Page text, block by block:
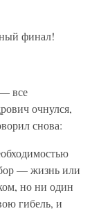
финал!
все
очнулся,
снова:
— жизнь или
но ни один
гибель, и